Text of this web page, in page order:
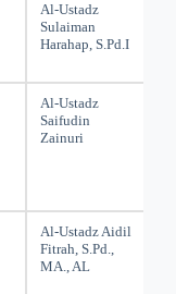
Al-Ustadz
Sulaiman
Harahap, S.Pd.I
Al-Ustadz
Saifudin
Zainuri
Al-Ustadz Aidil
Fitrah, S.Pd.,
MA., AL